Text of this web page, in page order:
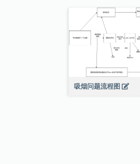
吸烟问题流程图